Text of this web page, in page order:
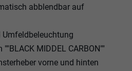
abblendbar auf
Umfeldbeleuchtung
MIDDEL CARBON""
vorne und hinten